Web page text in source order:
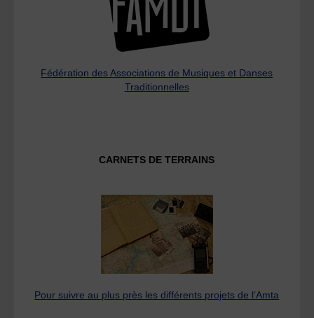
Fédération des Associations de Musiques et Danses
Traditionnelles
CARNETS DE TERRAINS
Pour suivre au plus près les différents projets de l’Amta